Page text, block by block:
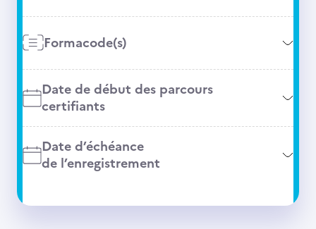
Formacode(s)
Date de début des parcours
certifiants
Date d’échéance
de l’enregistrement